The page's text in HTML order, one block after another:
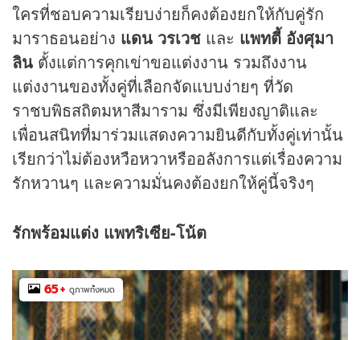
ใครที่ชอบความเรียบง่ายก็คงต้องยกให้กับคู่รัก
มาราธอนอย่าง แดน วรเวช และ แพทตี้ อังศุมา
ลิน ตั้งแต่การคุกเข่าขอแต่งงาน รวมถึงงาน
แต่งงานของทั้งคู่ที่เลือกจัดแบบง่ายๆ ที่วัด
ราชบพิธสถิตมหาสีมาราม ซึ่งมีเพียงญาติและ
เพื่อนสนิทที่มาร่วมแสดงความยินดีกับทั้งคู่เท่านั้น
เรียกว่าไม่ต้องหวือหวาหรืออลังการแต่เรื่องความ
รักหวานๆ และความมั่นคงต้องยกให้คู่นี้จริงๆ
รักพร้อมแต่ง แพทริเซีย-โน้ต
65+ ดูภาพทั้งหมด